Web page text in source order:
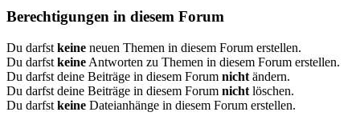
Berechtigungen in diesem Forum
Du darfst keine neuen Themen in diesem Forum erstellen.
Du darfst keine Antworten zu Themen in diesem Forum erstellen.
Du darfst deine Beiträge in diesem Forum nicht ändern.
Du darfst deine Beiträge in diesem Forum nicht löschen.
Du darfst keine Dateianhänge in diesem Forum erstellen.